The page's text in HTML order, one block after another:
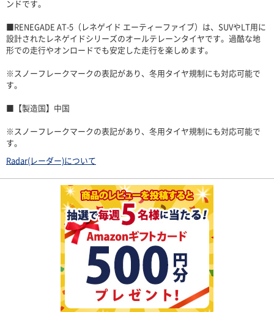
ンドです。
■RENEGADE AT-5（レネゲイド エーティーファイブ）は、SUVやLT用に
設計されたレネゲイドシリーズのオールテレーンタイヤです。過酷な地
形での走行やオンロードでも安定した走行を楽しめます。
※スノーフレークマークの表記があり、冬用タイヤ規制にも対応可能で
す。
■【製造国】中国
※スノーフレークマークの表記があり、冬用タイヤ規制にも対応可能で
す。
Radar(レーダー)について